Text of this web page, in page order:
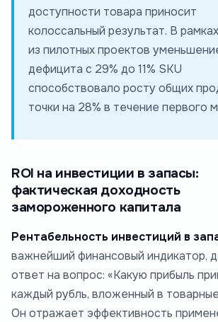
доступности товара приносит
колоссальный результат. В
из пилотных проектов
дефицита с 29% до 11% SKU
способствовало росту общих
точки на 28% в течение первого
ROI на инвестиции в запасы:
фактическая доходность
замороженного капитала
Рентабельность инвестиций в
важнейший финансовый индикатор,
ответ на вопрос: «Какую прибыль
каждый рубль, вложенный в
Он отражает эффективность